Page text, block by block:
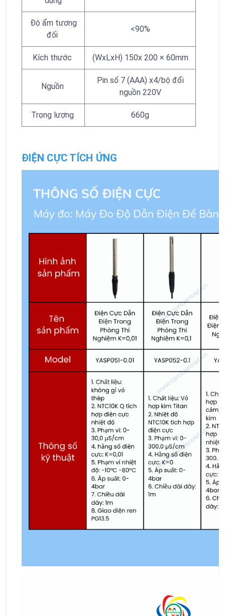
Độ ẩm tương
đối
<90%
Kích thước (WxLxH) 150x 200 × 60mm
Nguồn
Pin số 7 (AAA) x4/bộ đổi
nguồn 220V
Trọng lượng 660g
ĐIỆN CỰC TÍCH ỨNG